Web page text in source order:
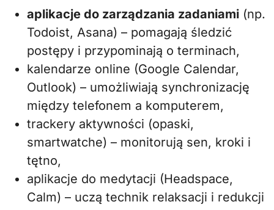
aplikacje do zarządzania zadaniami (np.
Todoist, Asana) – pomagają śledzić
postępy i przypominają o terminach,
kalendarze online (Google Calendar,
Outlook) – umożliwiają synchronizację
między telefonem a komputerem,
trackery aktywności (opaski,
smartwatche) – monitorują sen, kroki i
tętno,
aplikacje do medytacji (Headspace,
Calm) – uczą technik relaksacji i redukcji